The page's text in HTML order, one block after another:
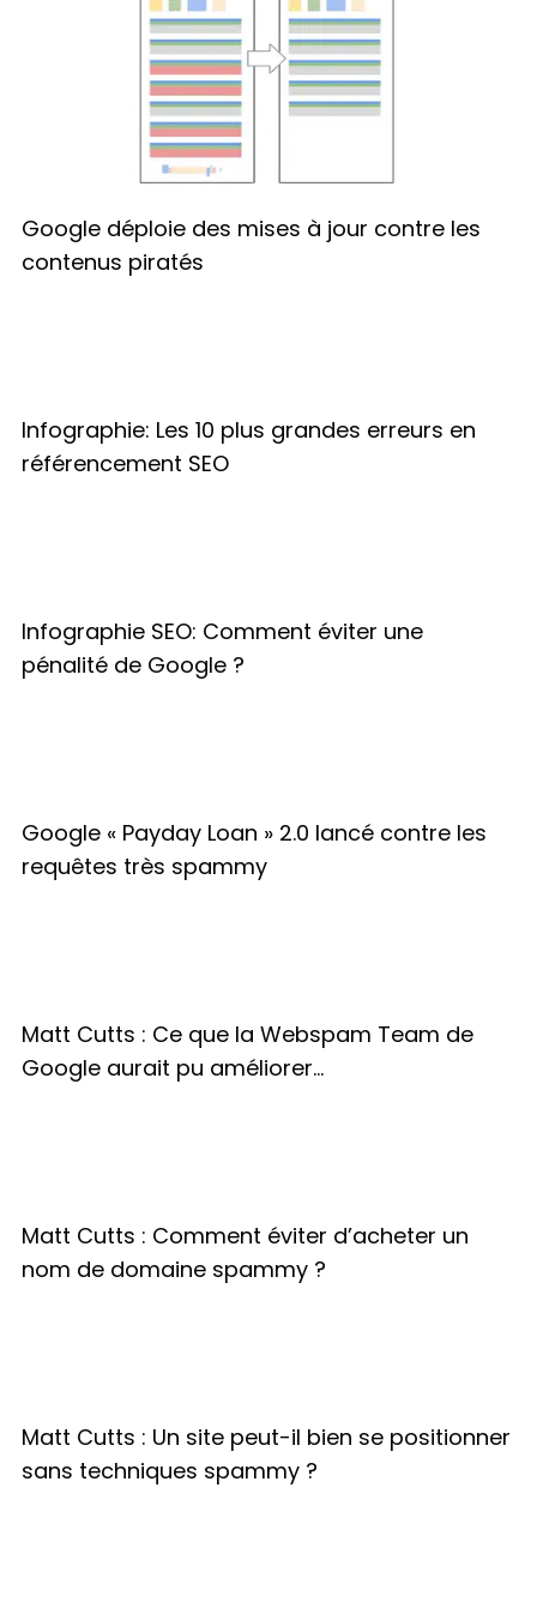
Google déploie des mises à jour contre les
contenus piratés
Infographie: Les 10 plus grandes erreurs en
référencement SEO
Infographie SEO: Comment éviter une
pénalité de Google ?
Google « Payday Loan » 2.0 lancé contre les
requêtes très spammy
Matt Cutts : Ce que la Webspam Team de
Google aurait pu améliorer…
Matt Cutts : Comment éviter d’acheter un
nom de domaine spammy ?
Matt Cutts : Un site peut-il bien se positionner
sans techniques spammy ?